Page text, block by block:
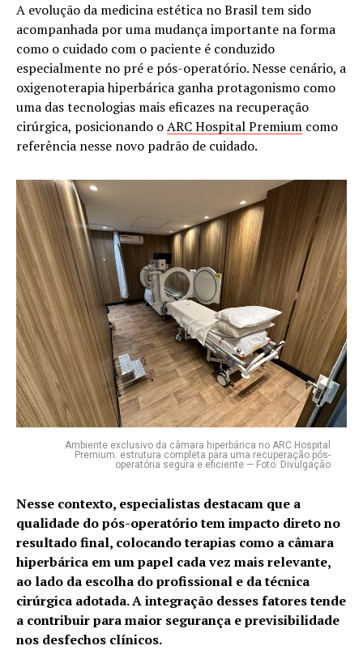
A evolução da medicina estética no Brasil tem sido
acompanhada por uma mudança importante na forma
como o cuidado com o paciente é conduzido
especialmente no pré e pós-operatório. Nesse cenário, a
oxigenoterapia hiperbárica ganha protagonismo como
uma das tecnologias mais eficazes na recuperação
cirúrgica, posicionando oARC Hospital Premium como
referência nesse novo padrão de cuidado.
Ambiente exclusivo da câmara hiperbárica no ARC Hospital
Premium: estrutura completa para uma recuperação pós-
operatória segura e eficiente — Foto: Divulgação
Nesse contexto, especialistas destacam que a
qualidade do pós-operatório tem impacto direto no
resultado final, colocando terapias como a câmara
hiperbárica em um papel cada vez mais relevante,
ao lado da escolha do profissional e da técnica
cirúrgica adotada. A integração desses fatores tende
a contribuir para maior segurança e previsibilidade
nos desfechos clínicos.